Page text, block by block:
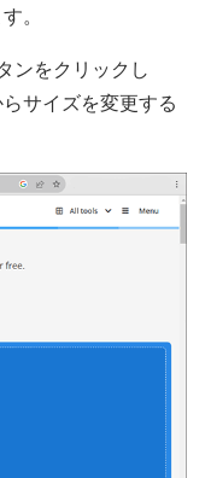
。
ンをクリックし
サイズを変更する